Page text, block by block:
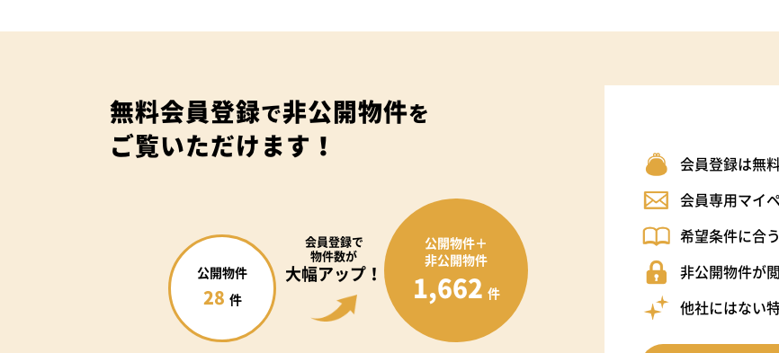
無料会員登録で非公開物件を
ご覧いただけます！
会員登録で
物件数が
大幅アップ！
公開物件
28 件
公開物件＋
非公開物件
1,662 件
会員登録は無
会員専用マイ
希望条件に合
非公開物件が
他社にはない